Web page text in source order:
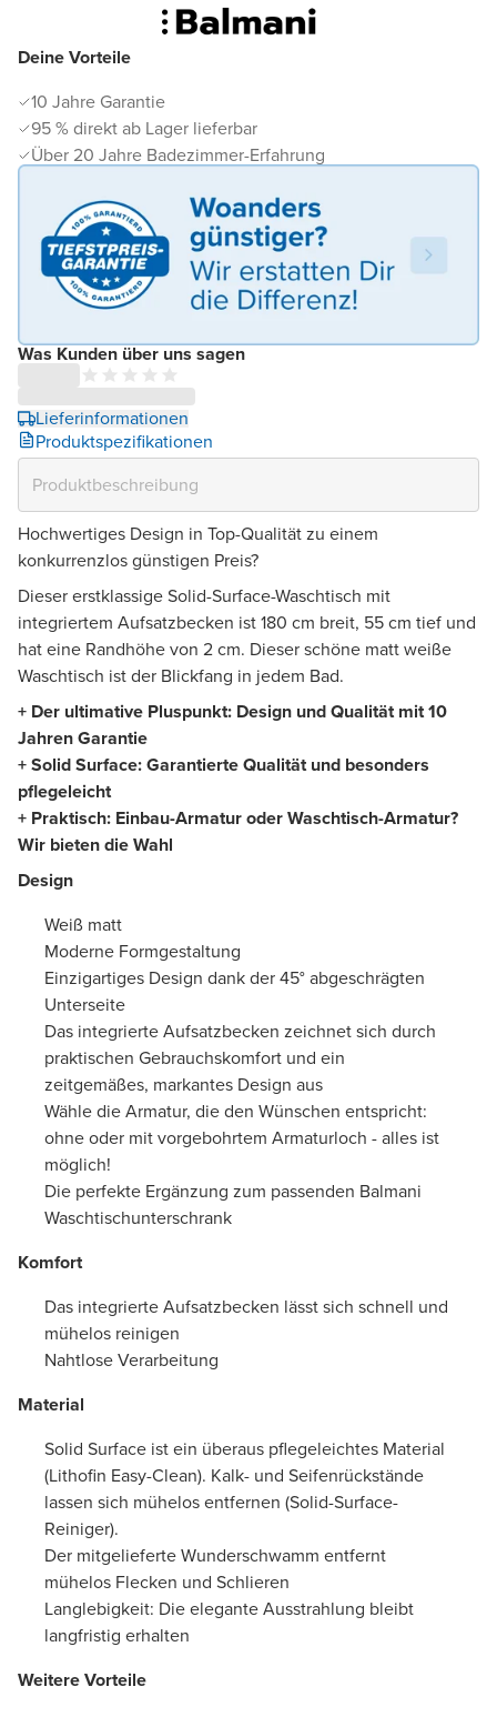
Deine Vorteile
10 Jahre Garantie
95 % direkt ab Lager lieferbar
Über 20 Jahre Badezimmer-Erfahrung
Was Kunden über uns sagen
Lieferinformationen
Produktspezifikationen
Hochwertiges Design in Top-Qualität zu einem
konkurrenzlos günstigen Preis?
Dieser erstklassige Solid-Surface-Waschtisch mit
integriertem Aufsatzbecken ist 180 cm breit, 55 cm tief und
hat eine Randhöhe von 2 cm. Dieser schöne matt weiße
Waschtisch ist der Blickfang in jedem Bad.
+ Der ultimative Pluspunkt: Design und Qualität mit 10
Jahren Garantie
+ Solid Surface: Garantierte Qualität und besonders
pflegeleicht
+ Praktisch: Einbau-Armatur oder Waschtisch-Armatur?
Wir bieten die Wahl
Design
Weiß matt
Moderne Formgestaltung
Einzigartiges Design dank der 45° abgeschrägten
Unterseite
Das integrierte Aufsatzbecken zeichnet sich durch
praktischen Gebrauchskomfort und ein
zeitgemäßes, markantes Design aus
Wähle die Armatur, die den Wünschen entspricht:
ohne oder mit vorgebohrtem Armaturloch - alles ist
möglich!
Die perfekte Ergänzung zum passenden Balmani
Waschtischunterschrank
Komfort
Das integrierte Aufsatzbecken lässt sich schnell und
mühelos reinigen
Nahtlose Verarbeitung
Material
Solid Surface ist ein überaus pflegeleichtes Material
(Lithofin Easy-Clean). Kalk- und Seifenrückstände
lassen sich mühelos entfernen (Solid-Surface-
Reiniger).
Der mitgelieferte Wunderschwamm entfernt
mühelos Flecken und Schlieren
Langlebigkeit: Die elegante Ausstrahlung bleibt
langfristig erhalten
Weitere Vorteile